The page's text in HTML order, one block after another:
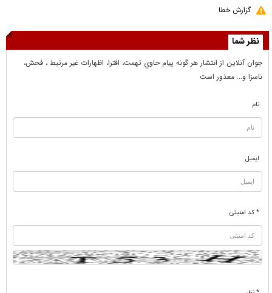
گزارش خطا
نظر شما
جوان آنلاين از انتشار هر گونه پيام حاوي تهمت، افترا، اظهارات غير مرتبط ، فحش،
ناسزا و... معذور است
نام
ایمیل
* کد امنیتی